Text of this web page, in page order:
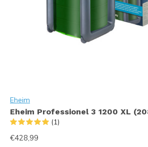
Eheim
Eheim Professionel 3 1200 XL
(1)
€428,99